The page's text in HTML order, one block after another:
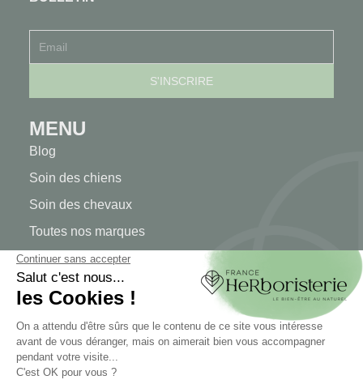
MENU
Blog
Soin des chiens
Soin des chevaux
Toutes nos marques
MON COMPTE
Authentification
Suivi de commande